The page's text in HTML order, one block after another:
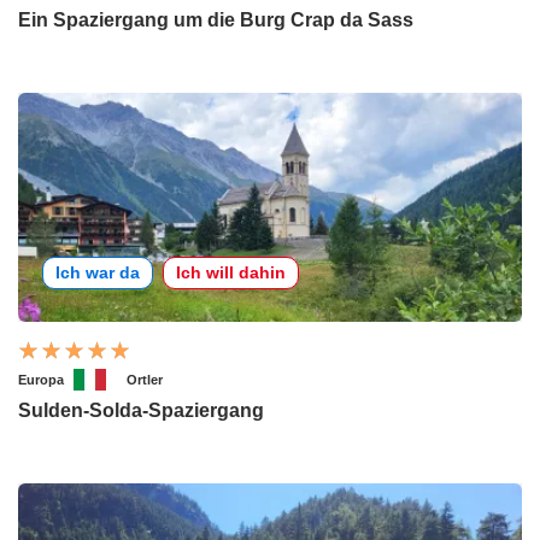
Ein Spaziergang um die Burg Crap da Sass
Ich war da Ich will dahin
Europa Ortler
Sulden-Solda-Spaziergang